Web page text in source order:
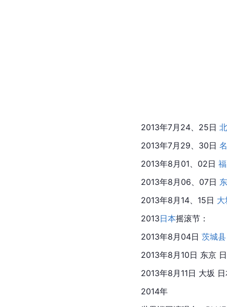
2013年7月24、25日
2013年7月29、30日
2013年8月01、02日
2013年8月06、07日
2013年8月14、15日 大
2013日本摇滚节：
2013年8月04日 茨城县
2013年8月10日 东京
2013年8月11日 大坂
2014年